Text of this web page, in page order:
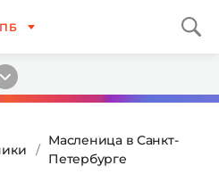
Масленица в Санкт-
Петербурге